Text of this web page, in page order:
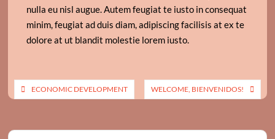
nulla eu nisl augue. Autem feugiat te iusto in consequat
minim, feugiat ad duis diam, adipiscing facilisis at ex te
dolore at ut blandit molestie lorem iusto.
PostECONOMIC DEVELOPMENT WELCOME, BIENVENIDOS!